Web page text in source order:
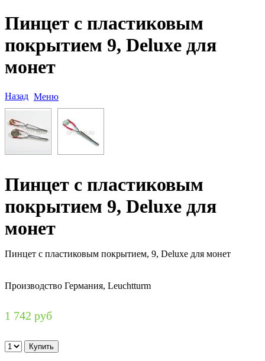
Пинцет с пластиковым
покрытием 9, Deluxe для
монет
Назад Меню
Пинцет с пластиковым
покрытием 9, Deluxe для
монет
Пинцет с пластиковым покрытием, 9, Deluxe для монет
Производство Германия, Leuchtturm
1 742 руб